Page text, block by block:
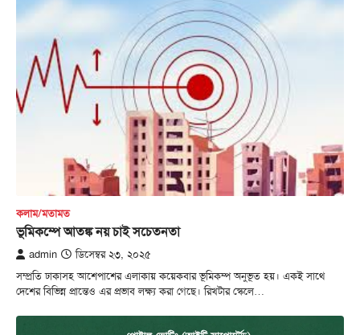
কলাম/মতামত
ভূমিকম্পে আতঙ্ক নয় চাই সচেতনতা
admin
ডিসেম্বর ২৩, ২০২৫
সম্প্রতি ঢাকাসহ আশেপাশের এলাকায় কয়েকবার ভূমিকম্প অনুভূত হয়। একই সাথে
দেশের বিভিন্ন প্রান্তেও এর প্রভাব লক্ষ্য করা গেছে। রিখটার স্কেলে…